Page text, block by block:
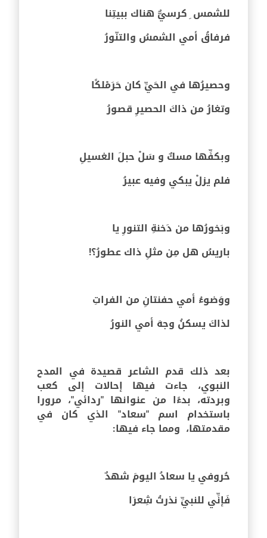
للشمس ِ كرسيٌّ هناك ببيتِنا
فرفاقُ أمي الشمسُ والتنّورُ
وحصيرُها في الحَيِّ كان حَرَمْلكًا
وتغارُ من ذاكَ الحصيرِ قصورُ
وبكفِّها مسكٌ و سَلْ حبلَ الغسيلِ
فلم يزلْ يبكي وفيه عبيرُ
وبَخورُها من دَخنةِ التنورِ يا
باريسُ هل مِن مثلِ ذاك عطورُ؟!
ووَضوءُ أمي حفنتانِ من الفراتِ
لذاكَ يسكنُ وجهَ أمي النورُ
بعد ذلك قدم الشاعر قصيدة في المدح
النبوي، جاءت فيها إحالات إلى كعب
وبردته، بدءًا من عنوانها "ردائي"، مرورا
باستخدام اسم "سعاد" الذي كان في
مقدمتها، ومما جاء فيها:
حُروفي يا سعادُ اليومَ شهدٌ
فَإنِّي للنبيِّ نذرتُ شِعرَا